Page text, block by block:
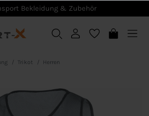
Bekleidung & Zubehör
Trikot Herren